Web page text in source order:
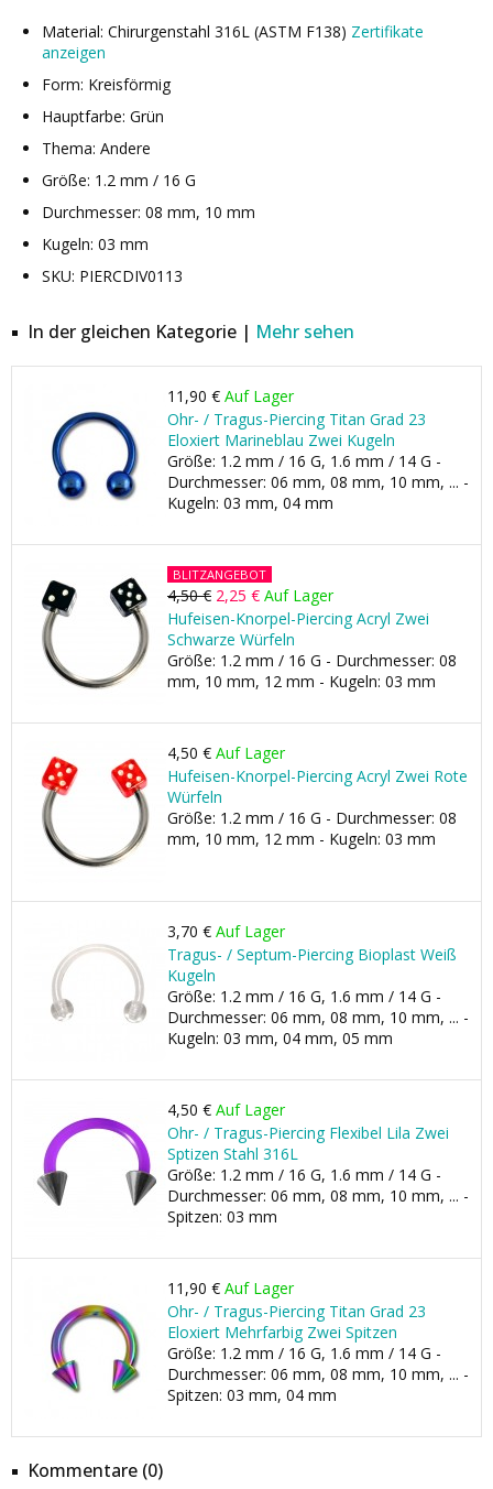
Material: Chirurgenstahl 316L (ASTM F138) Zertifikate
anzeigen
Form: Kreisförmig
Hauptfarbe: Grün
Thema: Andere
Größe: 1.2 mm / 16 G
Durchmesser: 08 mm, 10 mm
Kugeln: 03 mm
SKU: PIERCDIV0113
In der gleichen Kategorie | Mehr sehen
11,90 € Auf Lager
Ohr- / Tragus-Piercing Titan Grad 23
Eloxiert Marineblau Zwei Kugeln
Größe: 1.2 mm / 16 G, 1.6 mm / 14 G -
Durchmesser: 06 mm, 08 mm, 10 mm, ... -
Kugeln: 03 mm, 04 mm
BLITZANGEBOT
4,50 € 2,25 € Auf Lager
Hufeisen-Knorpel-Piercing Acryl Zwei
Schwarze Würfeln
Größe: 1.2 mm / 16 G - Durchmesser: 08
mm, 10 mm, 12 mm - Kugeln: 03 mm
4,50 € Auf Lager
Hufeisen-Knorpel-Piercing Acryl Zwei Rote
Würfeln
Größe: 1.2 mm / 16 G - Durchmesser: 08
mm, 10 mm, 12 mm - Kugeln: 03 mm
3,70 € Auf Lager
Tragus- / Septum-Piercing Bioplast Weiß
Kugeln
Größe: 1.2 mm / 16 G, 1.6 mm / 14 G -
Durchmesser: 06 mm, 08 mm, 10 mm, ... -
Kugeln: 03 mm, 04 mm, 05 mm
4,50 € Auf Lager
Ohr- / Tragus-Piercing Flexibel Lila Zwei
Sptizen Stahl 316L
Größe: 1.2 mm / 16 G, 1.6 mm / 14 G -
Durchmesser: 06 mm, 08 mm, 10 mm, ... -
Spitzen: 03 mm
11,90 € Auf Lager
Ohr- / Tragus-Piercing Titan Grad 23
Eloxiert Mehrfarbig Zwei Spitzen
Größe: 1.2 mm / 16 G, 1.6 mm / 14 G -
Durchmesser: 06 mm, 08 mm, 10 mm, ... -
Spitzen: 03 mm, 04 mm
Kommentare (0)